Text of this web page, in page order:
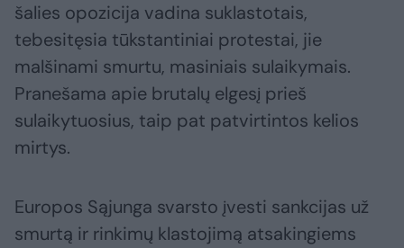
šalies opozicija vadina suklastotais,
tebesitęsia tūkstantiniai protestai, jie
malšinami smurtu, masiniais sulaikymais.
Pranešama apie brutalų elgesį prieš
sulaikytuosius, taip pat patvirtintos kelios
mirtys.
Europos Sąjunga svarsto įvesti sankcijas už
smurtą ir rinkimų klastojimą atsakingiems